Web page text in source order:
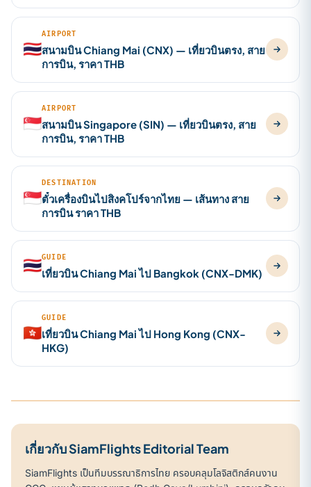
🇹🇭
AIRPORT
สนามบิน Chiang Mai (CNX) — เที่ยวบินตรง, สาย
การบิน, ราคา THB
🇸🇬
AIRPORT
สนามบิน Singapore (SIN) — เที่ยวบินตรง, สาย
การบิน, ราคา THB
🇸🇬
DESTINATION
ตั๋วเครื่องบินไปสิงคโปร์จากไทย — เส้นทาง สาย
การบิน ราคา THB
🇹🇭GUIDE
เที่ยวบิน Chiang Mai ไป Bangkok (CNX-DMK)
🇭🇰
GUIDE
เที่ยวบิน Chiang Mai ไป Hong Kong (CNX-
HKG)
เกี่ยวกับ SiamFlights Editorial Team
SiamFlights เป็นทีมบรรณาธิการไทย ครอบคลุมโลจิสติกส์คนงาน